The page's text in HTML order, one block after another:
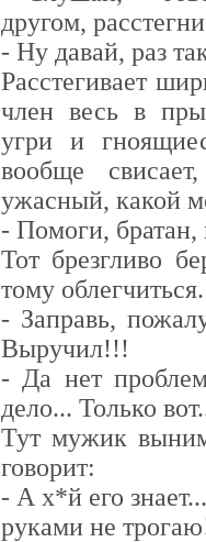
другом,
- Ну давай, раз
Расстегивает
член весь в
угри и
вообще
ужасный, какой
- Помоги, братан,
Тот брезгливо
тому облегчиться.
- Заправь,
Выручил!!!
- Да нет
дело... Только
Тут мужик
говорит:
- А х*й его
руками не